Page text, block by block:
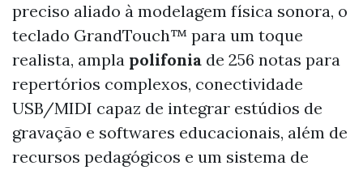
preciso aliado à modelagem física sonora, o
teclado GrandTouch™ para um toque
realista, ampla polifonia de 256 notas para
repertórios complexos, conectividade
USB/MIDI capaz de integrar estúdios de
gravação e softwares educacionais, além de
recursos pedagógicos e um sistema de